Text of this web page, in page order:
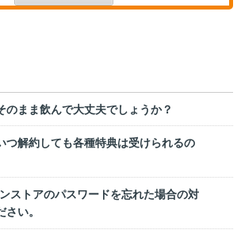
のまま飲んで大丈夫でしょうか？
つ解約しても各種特典は受けられるの
ストアのパスワードを忘れた場合の対
い。